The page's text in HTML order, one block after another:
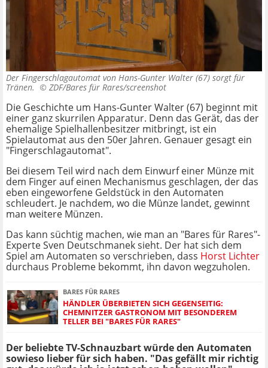
Der Fingerschlagautomat von Hans-Gunter Walter (67) sorgt für
Tränen. © ZDF/Bares für Rares/screenshot
Die Geschichte um Hans-Gunter Walter (67) beginnt mit
einer ganz skurrilen Apparatur. Denn das Gerät, das der
ehemalige Spielhallenbesitzer mitbringt, ist ein
Spielautomat aus den 50er Jahren. Genauer gesagt ein
"Fingerschlagautomat".
Bei diesem Teil wird nach dem Einwurf einer Münze mit
dem Finger auf einen Mechanismus geschlagen, der das
eben eingeworfene Geldstück in den Automaten
schleudert. Je nachdem, wo die Münze landet, gewinnt
man weitere Münzen.
Das kann süchtig machen, wie man an "Bares für Rares"-
Experte Sven Deutschmanek sieht. Der hat sich dem
Spiel am Automaten so verschrieben, dass Horst Lichter
durchaus Probleme bekommt, ihn davon wegzuholen.
BARES FÜR RARES
HÄNDLER ÜBERBIETEN SICH GEGENSEITIG:
CHEMNITZER GASTRONOM MIT BESONDEREM
TELLER BEI "BARES FÜR RARES"
Der beliebte TV-Schnauzbart würde den Automaten
sowieso lieber für sich haben. "Das gefällt mir richtig